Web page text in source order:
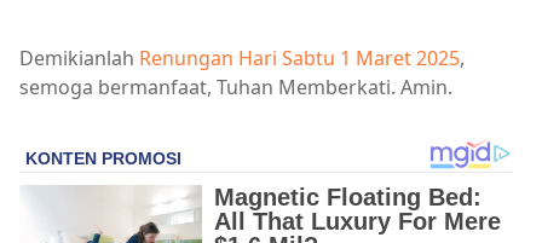
Demikianlah Renungan Hari Sabtu 1 Maret 2025,
semoga bermanfaat, Tuhan Memberkati. Amin.